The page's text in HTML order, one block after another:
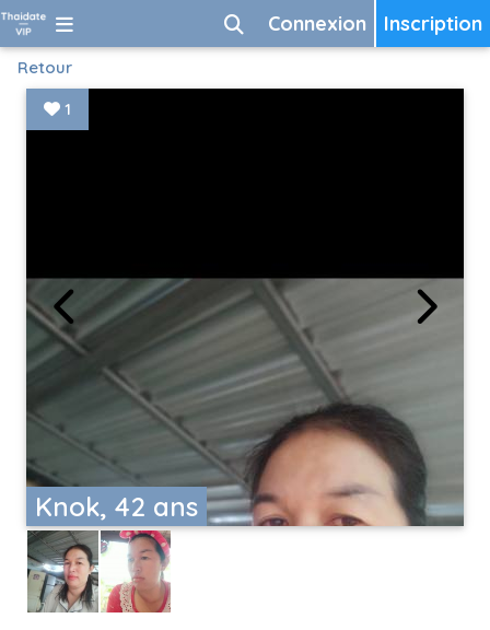
Inscription
Connexion
Retour
Knok, 42 ans
1